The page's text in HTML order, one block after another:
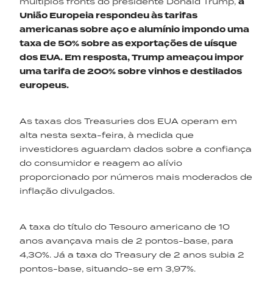
União Europeia respondeu às tarifas
americanas sobre aço e alumínio impondo uma
taxa de 50% sobre as exportações de uísque
dos EUA. Em resposta, Trump ameaçou impor
uma tarifa de 200% sobre vinhos e destilados
europeus.
As taxas dos Treasuries dos EUA operam em
alta nesta sexta-feira, à medida que
investidores aguardam dados sobre a confiança
do consumidor e reagem ao alívio
proporcionado por números mais moderados de
inflação divulgados.
A taxa do título do Tesouro americano de 10
anos avançava mais de 2 pontos-base, para
4,30%. Já a taxa do Treasury de 2 anos subia 2
pontos-base, situando-se em 3,97%.